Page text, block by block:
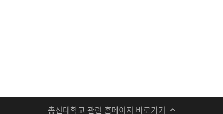
총신대학교 관련 홈페이지 바로가기